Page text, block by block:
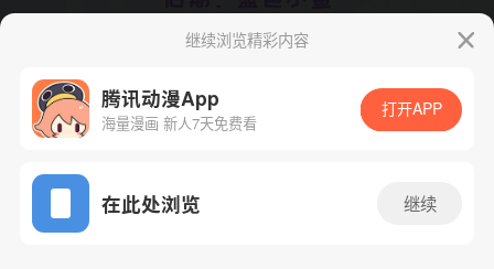
App免费看
下一话 腾漫App免费看
继续浏览精彩内容
腾讯动漫App
海量漫画 新人7天免费看
打开APP
在此处浏览 继续